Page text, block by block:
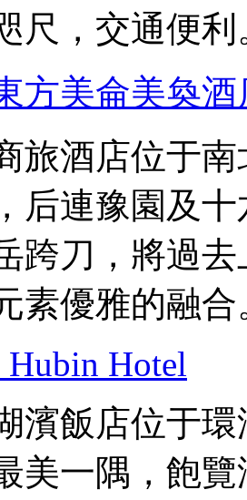
尺，交通便利
方美侖美奐酒
旅酒店位于
后連豫園及
跨刀，將過
素優雅的融合
Hubin Hotel
濱飯店位于
美一隅，飽